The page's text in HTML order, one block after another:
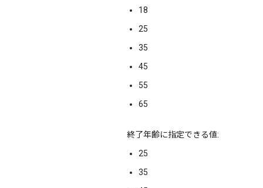
18
25
35
45
55
65
終了年齢に指定できる値:
25
35